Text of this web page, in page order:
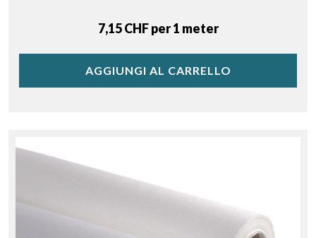
Price
7,15 CHF per 1 meter
AGGIUNGI AL CARRELLO